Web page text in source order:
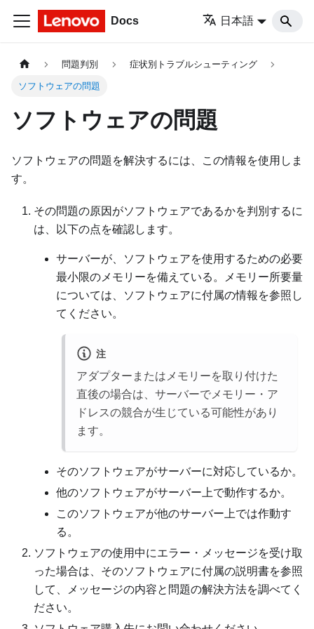
Docs 日本語
問題判別 症状別トラブルシューティング
ソフトウェアの問題
ソフトウェアの問題
ソフトウェアの問題を解決するには、この情報を使用しま
す。
その問題の原因がソフトウェアであるかを判別するに
は、以下の点を確認します。
サーバーが、ソフトウェアを使用するための必要
最小限のメモリーを備えている。メモリー所要量
については、ソフトウェアに付属の情報を参照し
てください。
注
アダプターまたはメモリーを取り付けた
直後の場合は、サーバーでメモリー・ア
ドレスの競合が生じている可能性があり
ます。
そのソフトウェアがサーバーに対応しているか。
他のソフトウェアがサーバー上で動作するか。
このソフトウェアが他のサーバー上では作動す
る。
ソフトウェアの使用中にエラー・メッセージを受け取
った場合は、そのソフトウェアに付属の説明書を参照
して、メッセージの内容と問題の解決方法を調べてく
ださい。